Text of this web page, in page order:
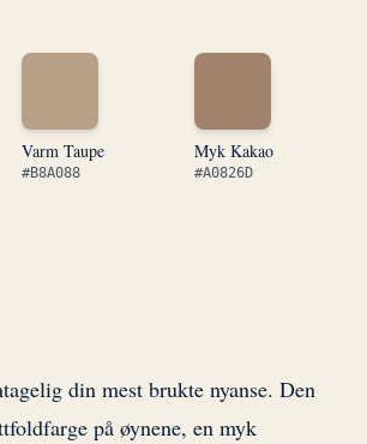
Varm Taupe
#B8A088
Myk Kakao
#A0826D
din mest brukte nyanse. Den
på øynene, en myk